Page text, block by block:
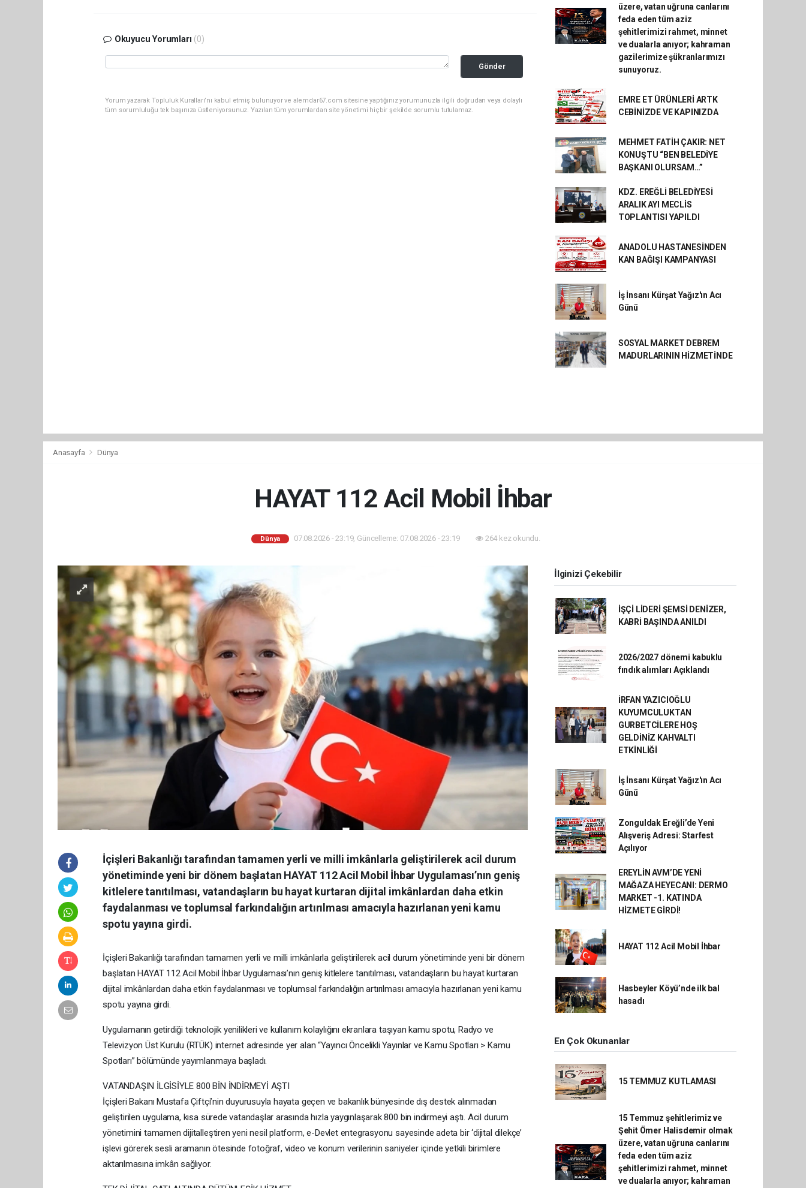
Okuyucu Yorumları (0)
Gönder
Yorum yazarak Topluluk Kuralları’nı kabul etmiş bulunuyor ve alemdar67.com sitesine yaptığınız yorumunuzla ilgili doğrudan veya dolaylı
tüm sorumluluğu tek başınıza üstleniyorsunuz. Yazılan tüm yorumlardan site yönetimi hiçbir şekilde sorumlu tutulamaz.
üzere, vatan uğruna canlarını
feda eden tüm aziz
şehitlerimizi rahmet, minnet
ve dualarla anıyor; kahraman
gazilerimize şükranlarımızı
sunuyoruz.
EMRE ET ÜRÜNLERİ ARTK
CEBİNİZDE VE KAPINIZDA
MEHMET FATİH ÇAKIR: NET
KONUŞTU “BEN BELEDİYE
BAŞKANI OLURSAM…”
KDZ. EREĞLİ BELEDİYESİ
ARALIK AYI MECLİS
TOPLANTISI YAPILDI
ANADOLU HASTANESİNDEN
KAN BAĞIŞI KAMPANYASI
İş İnsanı Kürşat Yağız'ın Acı
Günü
SOSYAL MARKET DEBREM
MADURLARININ HİZMETİNDE
Anasayfa Dünya
HAYAT 112 Acil Mobil İhbar
Dünya 07.08.2026 - 23:19, Güncelleme: 07.08.2026 - 23:19 264 kez okundu.
İçişleri Bakanlığı tarafından tamamen yerli ve milli imkânlarla geliştirilerek acil durum
yönetiminde yeni bir dönem başlatan HAYAT 112 Acil Mobil İhbar Uygulaması’nın geniş
kitlelere tanıtılması, vatandaşların bu hayat kurtaran dijital imkânlardan daha etkin
faydalanması ve toplumsal farkındalığın artırılması amacıyla hazırlanan yeni kamu
spotu yayına girdi.
İçişleri Bakanlığı tarafından tamamen yerli ve milli imkânlarla geliştirilerek acil durum yönetiminde yeni bir dönem
başlatan HAYAT 112 Acil Mobil İhbar Uygulaması’nın geniş kitlelere tanıtılması, vatandaşların bu hayat kurtaran
dijital imkânlardan daha etkin faydalanması ve toplumsal farkındalığın artırılması amacıyla hazırlanan yeni kamu
spotu yayına girdi.
Uygulamanın getirdiği teknolojik yenilikleri ve kullanım kolaylığını ekranlara taşıyan kamu spotu, Radyo ve
Televizyon Üst Kurulu (RTÜK) internet adresinde yer alan “Yayıncı Öncelikli Yayınlar ve Kamu Spotları > Kamu
Spotları” bölümünde yayımlanmaya başladı.
VATANDAŞIN İLGİSİYLE 800 BİN İNDİRMEYİ AŞTI
İçişleri Bakanı Mustafa Çiftçi’nin duyurusuyla hayata geçen ve bakanlık bünyesinde dış destek alınmadan
geliştirilen uygulama, kısa sürede vatandaşlar arasında hızla yaygınlaşarak 800 bin indirmeyi aştı. Acil durum
yönetimini tamamen dijitalleştiren yeni nesil platform, e-Devlet entegrasyonu sayesinde adeta bir ‘dijital dilekçe’
işlevi görerek sesli aramanın ötesinde fotoğraf, video ve konum verilerinin saniyeler içinde yetkili birimlere
aktarılmasına imkân sağlıyor.
İlginizi Çekebilir
İŞÇİ LİDERİ ŞEMSİ DENİZER,
KABRİ BAŞINDA ANILDI
2026/2027 dönemi kabuklu
fındık alımları Açıklandı
İRFAN YAZICIOĞLU
KUYUMCULUKTAN
GURBETCİLERE HOŞ
GELDİNİZ KAHVALTI
ETKİNLİĞİ
İş İnsanı Kürşat Yağız'ın Acı
Günü
Zonguldak Ereğli’de Yeni
Alışveriş Adresi: Starfest
Açılıyor
EREYLİN AVM’DE YENİ
MAĞAZA HEYECANI: DERMO
MARKET -1. KATINDA
HİZMETE GİRDİ!
HAYAT 112 Acil Mobil İhbar
Hasbeyler Köyü’nde ilk bal
hasadı
En Çok Okunanlar
15 TEMMUZ KUTLAMASI
15 Temmuz şehitlerimiz ve
Şehit Ömer Halisdemir olmak
üzere, vatan uğruna canlarını
feda eden tüm aziz
şehitlerimizi rahmet, minnet
ve dualarla anıyor; kahraman